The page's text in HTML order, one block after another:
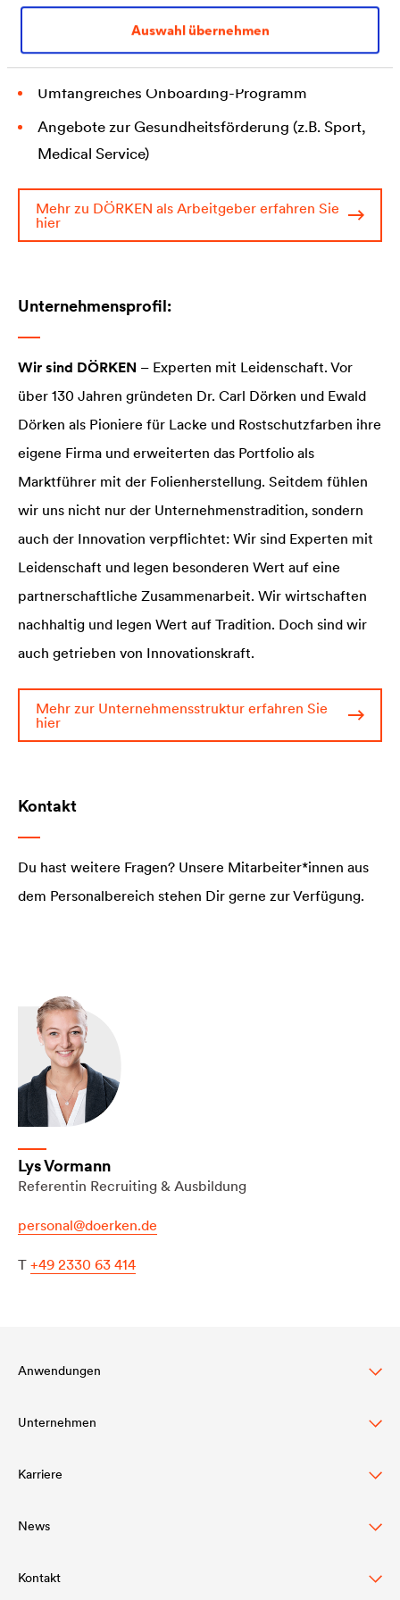
Auswahl übernehmen
Netzwerken (z.B. Azubi-Fahrt)
LernLounge und Unterstützung bei Prüfungen
Umfangreiches Onboarding-Programm
Angebote zur Gesundheitsförderung (z.B. Sport,
Medical Service)
Mehr zu DÖRKEN als Arbeitgeber erfahren Sie
hier
Unternehmensprofil:
Wir sind DÖRKEN – Experten mit Leidenschaft. Vor
über 130 Jahren gründeten Dr. Carl Dörken und Ewald
Dörken als Pioniere für Lacke und Rostschutzfarben ihre
eigene Firma und erweiterten das Portfolio als
Marktführer mit der Folienherstellung. Seitdem fühlen
wir uns nicht nur der Unternehmenstradition, sondern
auch der Innovation verpflichtet: Wir sind Experten mit
Leidenschaft und legen besonderen Wert auf eine
partnerschaftliche Zusammenarbeit. Wir wirtschaften
nachhaltig und legen Wert auf Tradition. Doch sind wir
auch getrieben von Innovationskraft.
Mehr zur Unternehmensstruktur erfahren Sie
hier
Kontakt
Du hast weitere Fragen? Unsere Mitarbeiter*innen aus
dem Personalbereich stehen Dir gerne zur Verfügung.
Lys Vormann
Referentin Recruiting & Ausbildung
personal@doerken.de
T +49 2330 63 414
Anwendungen
Steildachschutz
Fassadenschutz & -gestaltung
Flachdachschutz & -drainage
Bauwerksabdichtung & Drainage
Unternehmen
Struktur
Werte
Innovation
Karriere
DÖRKEN als Arbeitgeber
Berufserfahrene
News
Pressemitteilungen
Kontakt